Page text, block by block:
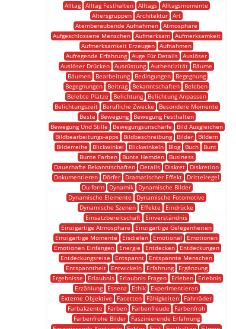
Alltag Alltag Festhalten Alltags Alltagsmomente
Altersgruppen Architektur Art
Atemberaubende Aufnahmen Atmosphäre
Aufgeschlossene Menschen
Aufmerksam
Aufmerksamkeit
Aufmerksamkeit Erzeugen Aufnahmen
Aufregende Erfahrung Auge Für Details Auslöser
Auslöser Drücken Ausrüstung Authentizität
Bäume
Bäumen
Bearbeitung Bedingungen
Begegnung
Begegnungen
Beitrag Bekanntschaften
Beleben
Belebte Plätze
Belichtung
Belichtung Anpassen
Belichtungszeit
Berufliche Zwecke
Besondere Momente
Beste
Bewegung
Bewegung Festhalten
Bewegung Und Stille
Bewegungsunschärfe
Bild Ausgleichen
Bildbearbeitungs-apps
Bildbeschreibung Bilder
Bildern
Bilderreihe
Blickwinkel Blickwinkeln Blog Buch
Bunt
Bunte Farben
Bunte Hemden
Business
Dauerhafte Bekanntschaften
Details Diskret
Diskretion
Dokumentieren
Dörfer Dramatischer Effekt
Drittelregel
Du-form
Dynamik
Dynamische Bilder
Dynamische Elemente
Dynamische Fotomotive
Dynamische Szenen
Effekte
Eindrücke
Einsatzbereitschaft
Einverständnis
Einzigartige Atmosphäre
Einzigartige Gelegenheiten
Einzigartige Momente
Eisdielen Emotional
Emotionen
Emotionen Einfangen
Energie Entdecken
Entdeckungen
Entdeckungsreise
Entspannt
Entspannte Menschen
Entspanntheit
Entwickeln Erfahrung
Ergänzung
Ergebnisse
Erlaubnis Erlaubnis Fragen Erleben
Erlebnis
Erzählung
Essenz Ethik
Experimentieren
Externe Objektive
Facetten Fähigkeiten
Fahrräder
Farbakzente
Farben Farbenfreude
Farbenfroh
Farbenfrohe Bilder
Faszinierende Erfahrung